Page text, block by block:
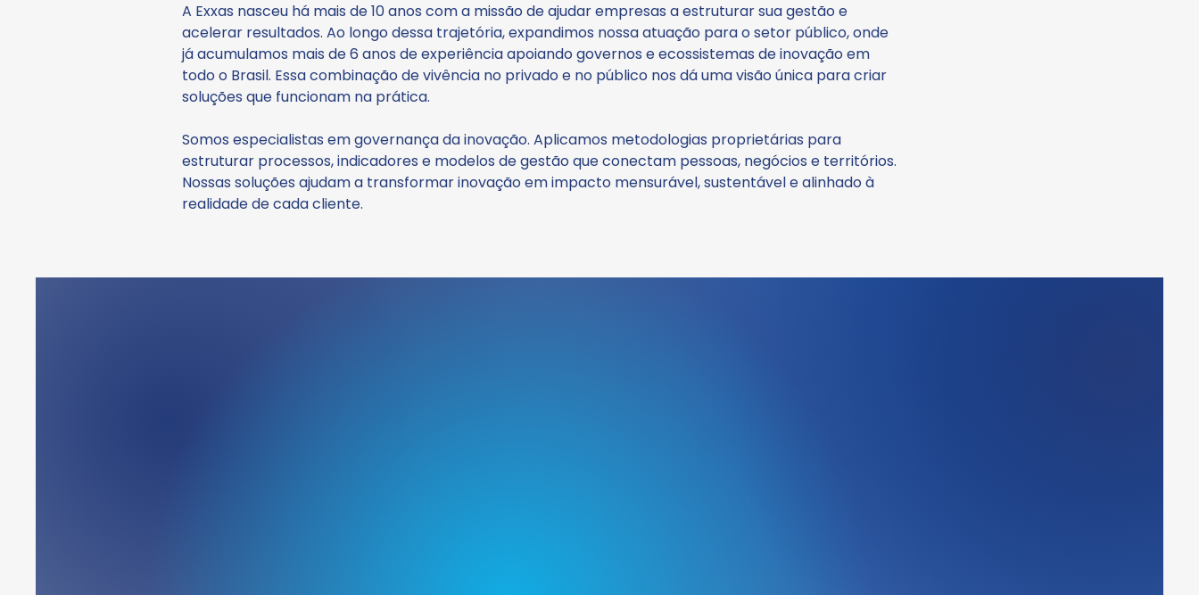
A Exxas nasceu há mais de 10 anos com a missão de ajudar empresas a estruturar sua gestão e
acelerar resultados. Ao longo dessa trajetória, expandimos nossa atuação para o setor público, onde
já acumulamos mais de 6 anos de experiência apoiando governos e ecossistemas de inovação em
todo o Brasil. Essa combinação de vivência no privado e no público nos dá uma visão única para criar
soluções que funcionam na prática.
Somos especialistas em governança da inovação. Aplicamos metodologias proprietárias para
estruturar processos, indicadores e modelos de gestão que conectam pessoas, negócios e territórios.
Nossas soluções ajudam a transformar inovação em impacto mensurável, sustentável e alinhado à
realidade de cada cliente.